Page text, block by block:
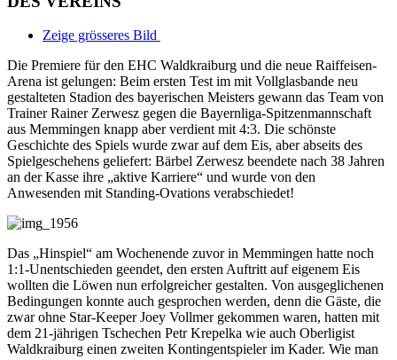
Zeige grösseres Bild
Die Premiere für den EHC Waldkraiburg und die neue Raiffeisen-
Arena ist gelungen: Beim ersten Test im mit Vollglasbande neu
gestalteten Stadion des bayerischen Meisters gewann das Team von
Trainer Rainer Zerwesz gegen die Bayernliga-Spitzenmannschaft
aus Memmingen knapp aber verdient mit 4:3. Die schönste
Geschichte des Spiels wurde zwar auf dem Eis, aber abseits des
Spielgeschehens geliefert: Bärbel Zerwesz beendete nach 38 Jahren
an der Kasse ihre „aktive Karriere“ und wurde von den
Anwesenden mit Standing-Ovations verabschiedet!
Das „Hinspiel“ am Wochenende zuvor in Memmingen hatte noch
1:1-Unentschieden geendet, den ersten Auftritt auf eigenem Eis
wollten die Löwen nun erfolgreicher gestalten. Von ausgeglichenen
Bedingungen konnte auch gesprochen werden, denn die Gäste, die
zwar ohne Star-Keeper Joey Vollmer gekommen waren, hatten mit
dem 21-jährigen Tschechen Petr Krepelka wie auch Oberligist
Waldkraiburg einen zweiten Kontingentspieler im Kader. Wie man